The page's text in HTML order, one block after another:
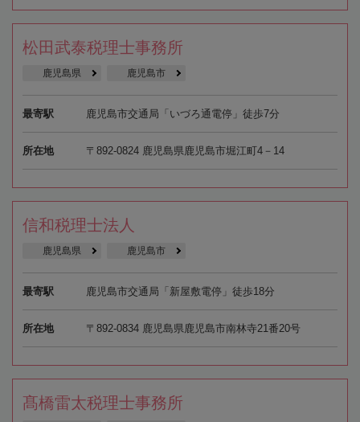
松田武泰税理士事務所
鹿児島県 鹿児島市
最寄駅 鹿児島市交通局「いづろ通電停」徒歩7分
所在地 〒892-0824 鹿児島県鹿児島市堀江町4－14
信和税理士法人
鹿児島県 鹿児島市
最寄駅 鹿児島市交通局「新屋敷電停」徒歩18分
所在地 〒892-0834 鹿児島県鹿児島市南林寺21番20号
髙橋雷太税理士事務所